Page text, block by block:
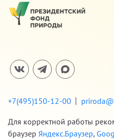
+7(495)150-12-00
Для корректной работы
браузер Яндекс.Браузер,